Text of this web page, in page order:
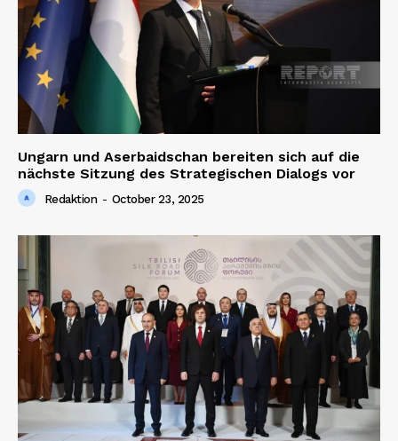
Ungarn und Aserbaidschan bereiten sich auf die
nächste Sitzung des Strategischen Dialogs vor
Redaktion - October 23, 2025